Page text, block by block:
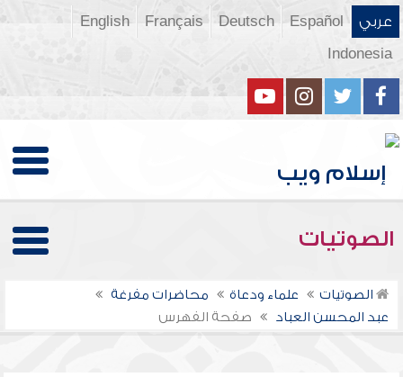
عربي Español
Deutsch
Français
English
Indonesia
الصوتيات
الصوتيات علماء ودعاة
محاضرات مفرغة
عبد المحسن العباد
صفحة الفهرس